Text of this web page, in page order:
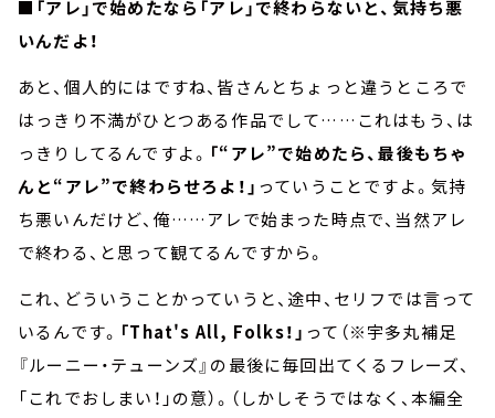
■「アレ」で始めたなら「アレ」で終わらないと、気持ち悪
いんだよ！
あと、個人的にはですね、皆さんとちょっと違うところで
はっきり不満がひとつある作品でして……これはもう、は
っきりしてるんですよ。 「“アレ”で始めたら、最後もちゃ
んと“アレ”で終わらせろよ！」 っていうことですよ。気持
ち悪いんだけど、俺……アレで始まった時点で、当然アレ
で終わる、と思って観てるんですから。
これ、どういうことかっていうと、途中、セリフでは言って
いるんです。 「That's All, Folks！」 って（※宇多丸補足
『ルーニー・テューンズ』の最後に毎回出てくるフレーズ、
「これでおしまい！」の意）。（しかしそうではなく、本編全